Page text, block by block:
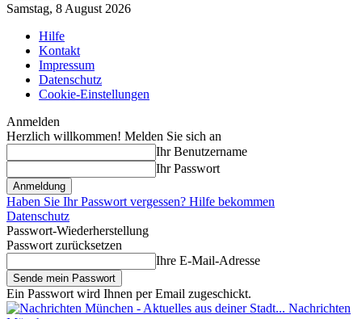
Samstag, 8 August 2026
Hilfe
Kontakt
Impressum
Datenschutz
Cookie-Einstellungen
Anmelden
Herzlich willkommen! Melden Sie sich an
Ihr Benutzername
Ihr Passwort
Haben Sie Ihr Passwort vergessen? Hilfe bekommen
Datenschutz
Passwort-Wiederherstellung
Passwort zurücksetzen
Ihre E-Mail-Adresse
Ein Passwort wird Ihnen per Email zugeschickt.
Nachrichten